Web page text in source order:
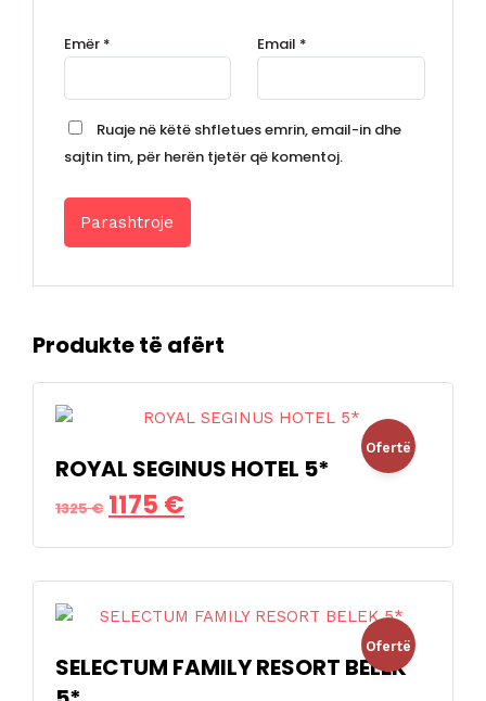
Emër * Email *
Ruaje në këtë shfletues emrin, email-in dhe
sajtin tim, për herën tjetër që komentoj.
Produkte të afërt
Ofertë
ROYAL SEGINUS HOTEL 5*
1325€ Çmimi
origjinal
qe:
1325 €.
1175 €
i
tanishëm
është:
1175 €.
Ofertë
SELECTUM FAMILY RESORT BELEK